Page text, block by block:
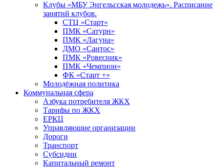
Клубы «МБУ Энгельсская молодежь». Расписание
занятий клубов.
СТЦ «Старт»
ПМК «Сатурн»
ПМК «Лагуна»
ДМО «Сантос»
ПМК «Ровесник»
ПМК «Чемпион»
ФК «Старт +»
Молодёжная политика
Коммунальная сфера
Азбука потребителя ЖКХ
Тарифы по ЖКХ
ЕРКЦ
Управляющие организации
Дороги
Транспорт
Субсидии
Капитальный ремонт